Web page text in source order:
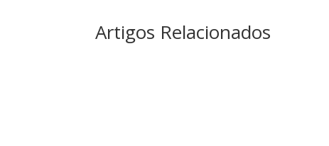
Artigos Relacionados